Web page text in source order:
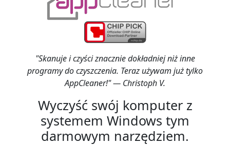
"Skanuje i czyści znacznie dokładniej niż inne
programy do czyszczenia. Teraz używam już tylko
AppCleaner!" — Christoph V.
Wyczyść swój komputer z
systemem Windows tym
darmowym narzędziem.